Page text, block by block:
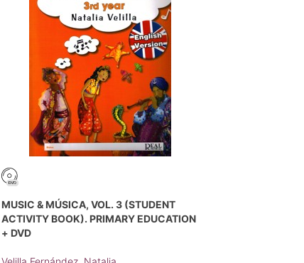
MUSIC & MÚSICA, VOL. 3 (STUDENT
ACTIVITY BOOK). PRIMARY EDUCATION
+ DVD